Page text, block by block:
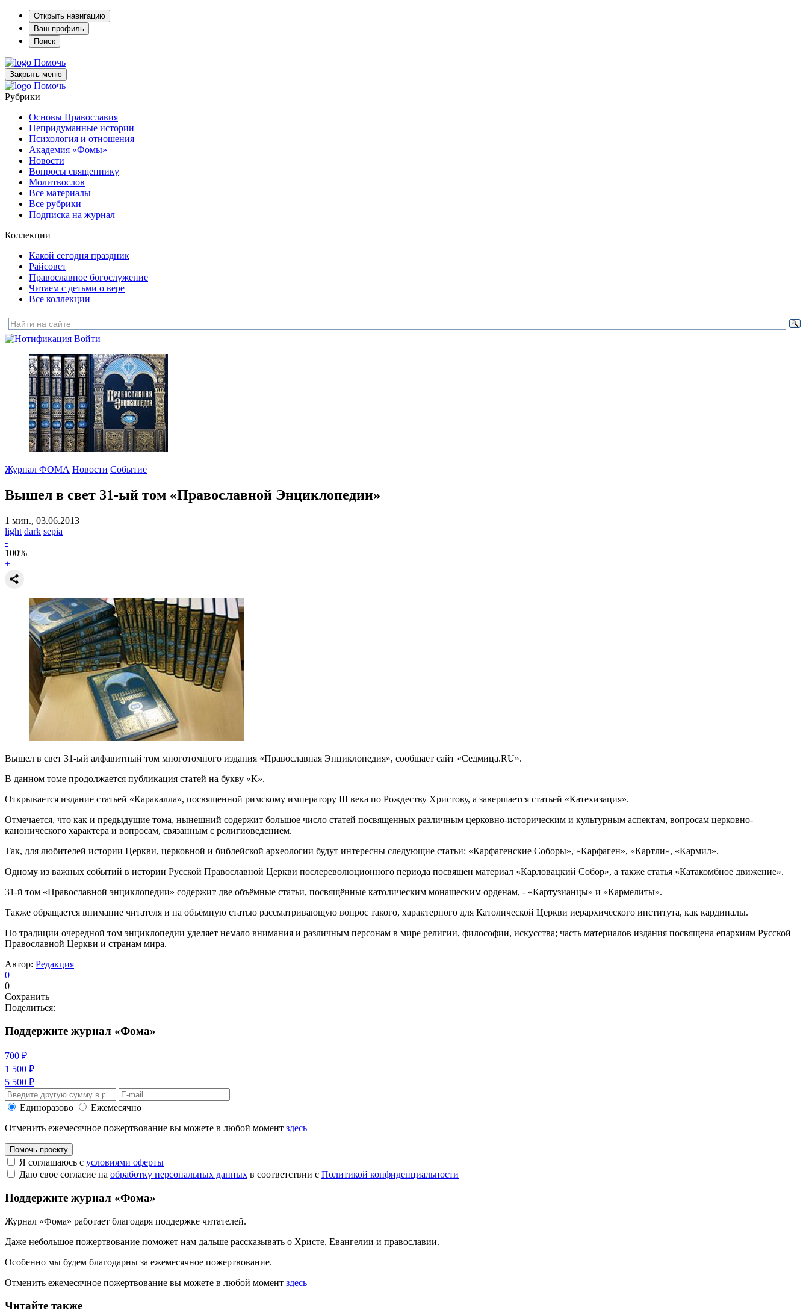
Открыть навигацию
Ваш профиль
Поиск
Помочь
Закрыть меню
Помочь
Рубрики
Основы Православия
Непридуманные истории
Психология и отношения
Академия «Фомы»
Новости
Вопросы священнику
Молитвослов
Все материалы
Все рубрики
Подписка на журнал
Коллекции
Какой сегодня праздник
Райсовет
Православное богослужение
Читаем с детьми о вере
Все коллекции
Войти
Журнал ФОМА Новости Событие
Вышел в свет 31-ый том «Православной Энциклопедии»
1 мин., 03.06.2013
light dark sepia
-
100%
+
Вышел в свет 31-ый алфавитный том многотомного издания «Православная Энциклопедия», сообщает сайт «Седмица.RU».
В данном томе продолжается публикация статей на букву «К».
Открывается издание статьей «Каракалла», посвященной римскому императору III века по Рождеству Христову, а завершается статьей «Катехизация».
Отмечается, что как и предыдущие тома, нынешний содержит большое число статей посвященных различным церковно-историческим и культурным аспектам, вопросам церковно-
канонического характера и вопросам, связанным с религиоведением.
Так, для любителей истории Церкви, церковной и библейской археологии будут интересны следующие статьи: «Карфагенские Соборы», «Карфаген», «Картли», «Кармил».
Одному из важных событий в истории Русской Православной Церкви послереволюционного периода посвящен материал «Карловацкий Собор», а также статья «Катакомбное движение».
31-й том «Православной энциклопедии» содержит две объёмные статьи, посвящённые католическим монашеским орденам, - «Картузианцы» и «Кармелиты».
Также обращается внимание читателя и на объёмную статью рассматривающую вопрос такого, характерного для Католической Церкви иерархического института, как кардиналы.
По традиции очередной том энциклопедии уделяет немало внимания и различным персонам в мире религии, философии, искусства; часть материалов издания посвящена епархиям Русской
Православной Церкви и странам мира.
Автор: Редакция
0
0
Сохранить
Поделиться:
Поддержите журнал «Фома»
700 ₽
1 500 ₽
5 500 ₽
Единоразово
Ежемесячно
Отменить ежемесячное пожертвование вы можете в любой момент здесь
Помочь проекту
Я соглашаюсь с условиями оферты
Даю свое согласие на обработку персональных данных в соответствии с Политикой конфиденциальности
Поддержите журнал «Фома»
Журнал «Фома» работает благодаря поддержке читателей.
Даже небольшое пожертвование поможет нам дальше рассказывать о Христе, Евангелии и православии.
Особенно мы будем благодарны за ежемесячное пожертвование.
Отменить ежемесячное пожертвование вы можете в любой момент здесь
Читайте также